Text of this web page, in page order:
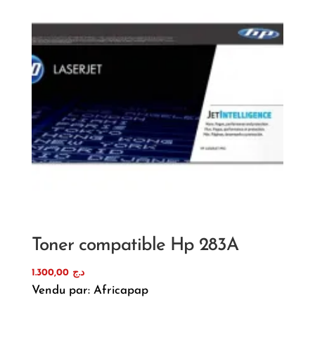
Toner compatible Hp 283A
د.ج 1.300,00
Vendu par: Africapap